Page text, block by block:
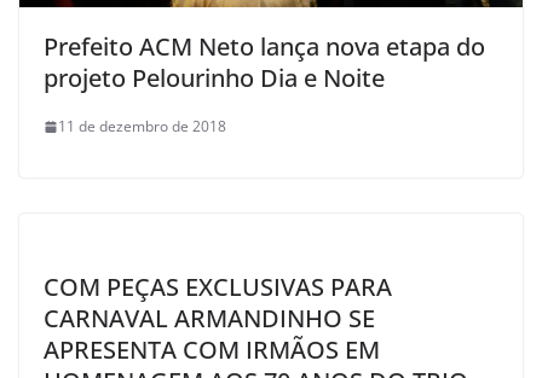
Prefeito ACM Neto lança nova etapa do
projeto Pelourinho Dia e Noite
11 de dezembro de 2018
COM PEÇAS EXCLUSIVAS PARA
CARNAVAL ARMANDINHO SE
APRESENTA COM IRMÃOS EM